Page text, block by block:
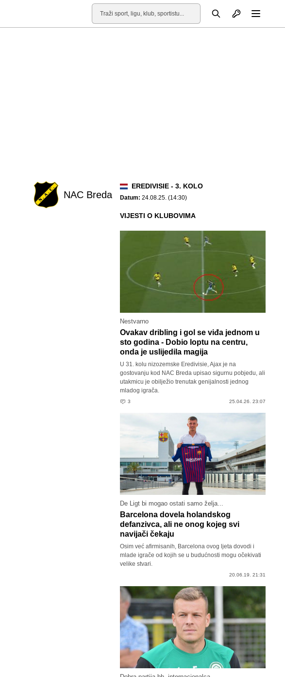
Pretraga Otvori profil
NAC Breda
EREDIVISIE - 3. KOLO
Datum: 24.08.25. (14:30)
VIJESTI O KLUBOVIMA
Nestvarno
Ovakav dribling i gol se viđa jednom u
sto godina - Dobio loptu na centru,
onda je uslijedila magija
U 31. kolu nizozemske Eredivisie, Ajax je na
gostovanju kod NAC Breda upisao sigurnu pobjedu, ali
utakmicu je obilježio trenutak genijalnosti jednog
mladog igrača.
3 25.04.26. 23:07
De Ligt bi mogao ostati samo želja...
Barcelona dovela holandskog
defanzivca, ali ne onog kojeg svi
navijači čekaju
Osim već afirmisanih, Barcelona ovog ljeta dovodi i
mlade igrače od kojih se u budućnosti mogu očekivati
velike stvari.
20.06.19. 21:31